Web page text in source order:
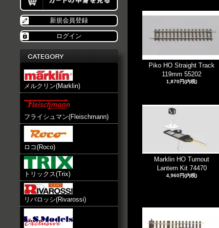
新規会員登録
ログイン
メルクリン(Marklin)
フライシュマン(Fleischmann)
ロコ(Roco)
トリックス(Trix)
リバロッシ(Rivarossi)
Piko HO Straight Track
119mm 55202
1,870円(内税)
Marklin HO Turnout
Lantern Kit 74470
4,960円(内税)